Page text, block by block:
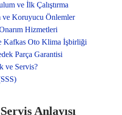
ve İlk Çalıştırma
ve Koruyucu Önlemler
Hizmetleri
Kafkas Oto Klima İşbirliği
Parça Garantisi
ve Servis?
Anlayışı